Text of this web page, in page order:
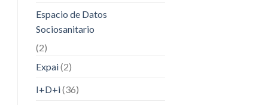
Espacio de Datos
Sociosanitario
(2)
Expai(2)
I+D+i(36)